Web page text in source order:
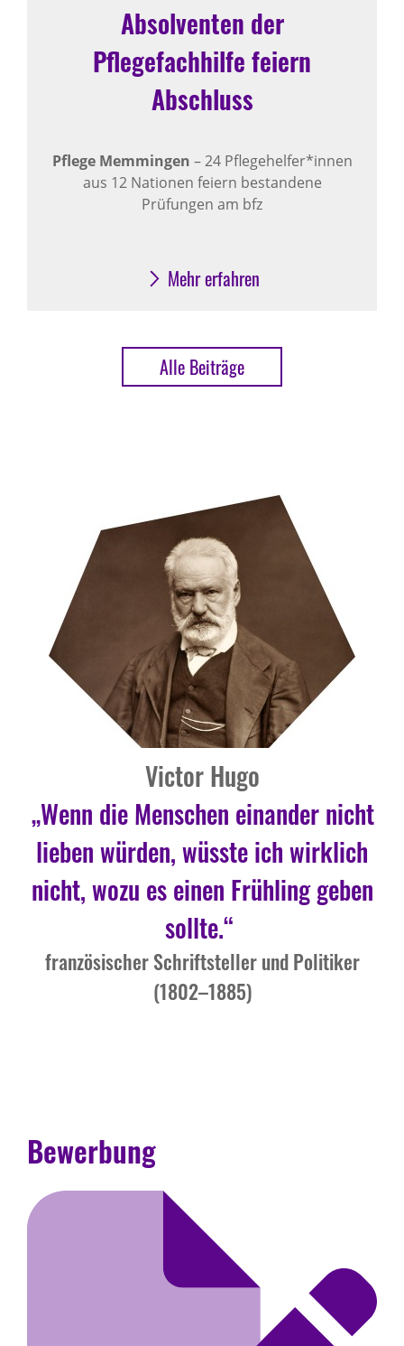
Absolventen der
Pflegefachhilfe feiern
Abschluss
Pflege Memmingen – 24 Pflegehelfer*innen
aus 12 Nationen feiern bestandene
Prüfungen am bfz
Mehr erfahren
Alle Beiträge
Victor Hugo
„Wenn die Menschen einander nicht
lieben würden, wüsste ich wirklich
nicht, wozu es einen Frühling geben
sollte.“
französischer Schriftsteller und Politiker
(1802–1885)
Bewerbung